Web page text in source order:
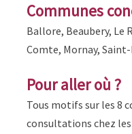
Communes
Ballore, Beaubery, Le
Comte, Mornay,
Pour aller où ?
Tous motifs sur les 8
consultations chez